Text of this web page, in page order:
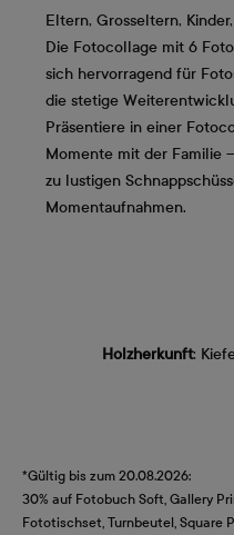
Eltern, Grosseltern,
Die Fotocollage mit 6
sich hervorragend für
die stetige
Präsentiere in einer
Momente mit der Familie
zu lustigen
Momentaufnahmen.
Holzherkunft:
*Gültig bis zum 20.08.2026:
30% auf Fotobuch Soft, Gallery
Fototischset, Turnbeutel, Square